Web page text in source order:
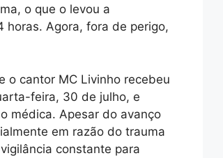
o que o levou a
horas. Agora, fora de perigo,
o cantor MC Livinho recebeu
feira, 30 de julho, e
médica. Apesar do avanço
em razão do trauma
constante para